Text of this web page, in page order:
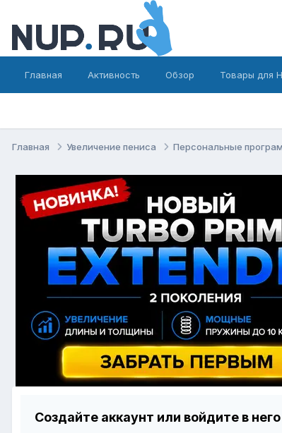
Главная Активность Обзор Товары для
Главная Увеличение пениса Персональные
Создайте аккаунт или войдите в